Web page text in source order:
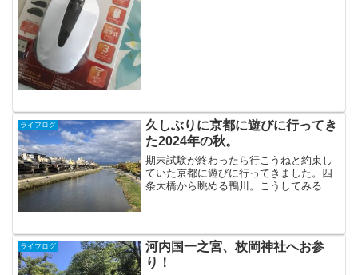
ライフログ
久しぶりに京都に遊びに行ってき
た2024年の秋。
期末試験が終わったら行こうねと約束し
ていた京都に遊びに行ってきました。四
条大橋から眺める鴨川。こうしてみると
ど、あの待ち合わせのメッカ...
ライフログ
河内国一之宮、枚岡神社へお参
り！